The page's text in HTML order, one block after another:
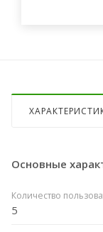
Основные
Количество
5